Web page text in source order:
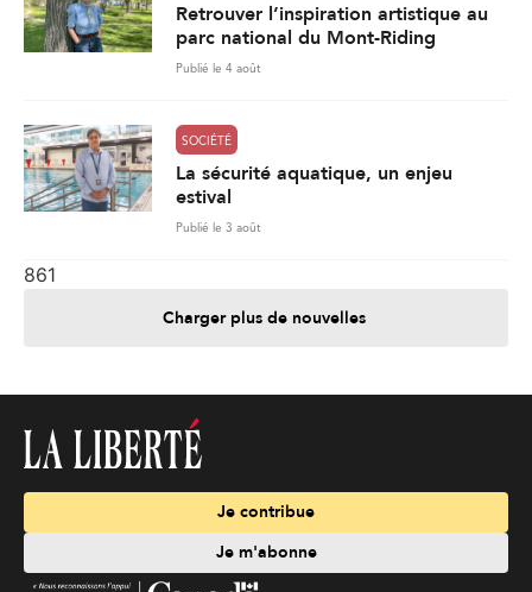
Retrouver l’inspiration artistique au
parc national du Mont-Riding
Publié le 4 août
SOCIÉTÉ
La sécurité aquatique, un enjeu
estival
Publié le 3 août
861
Charger plus de nouvelles
Je contribue
Je m'abonne